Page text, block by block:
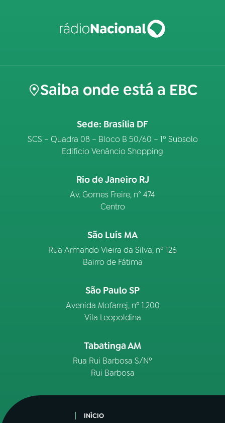
Saiba onde está a EBC
Sede: Brasília DF
SCS – Quadra 08 – Bloco B 50/60 – 1º Subsolo
Edifício Venâncio Shopping
Rio de Janeiro RJ
Av. Gomes Freire, n° 474
Centro
São Luís MA
Rua Armando Vieira da Silva, nº 126
Bairro de Fátima
São Paulo SP
Avenida Mofarrej, nº 1.200
Vila Leopoldina
Tabatinga AM
Rua Rui Barbosa S/Nº
Rui Barbosa
INÍCIO